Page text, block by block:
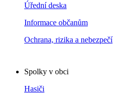
Úřední deska
Informace občanům
Ochrana, rizika a nebezpečí
Spolky v obci
Hasiči